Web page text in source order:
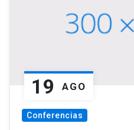
19 AGO
Conferencias